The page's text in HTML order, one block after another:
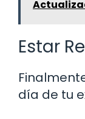
Estar
día de tu